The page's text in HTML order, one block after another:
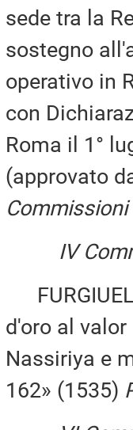
sede tra la
sostegno
operativo in
con
Roma il 1°
(approvato
Commissioni
IV
d'oro al
Nassiriya e
162» (1535)